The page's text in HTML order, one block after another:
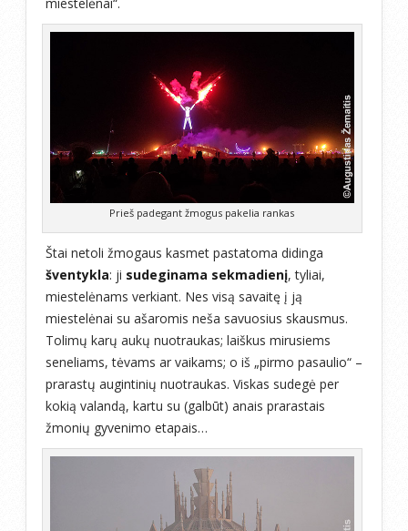
Prieš padegant žmogus pakelia rankas
Štai netoli žmogaus kasmet pastatoma didinga
šventykla: ji sudeginama sekmadienį, tyliai,
miestelėnams verkiant. Nes visą savaitę į ją
miestelėnai su ašaromis neša savuosius skausmus.
Tolimų karų aukų nuotraukas; laiškus mirusiems
seneliams, tėvams ar vaikams; o iš „pirmo pasaulio“ –
prarastų augintinių nuotraukas. Viskas sudegė per
kokią valandą, kartu su (galbūt) anais prarastais
žmonių gyvenimo etapais…